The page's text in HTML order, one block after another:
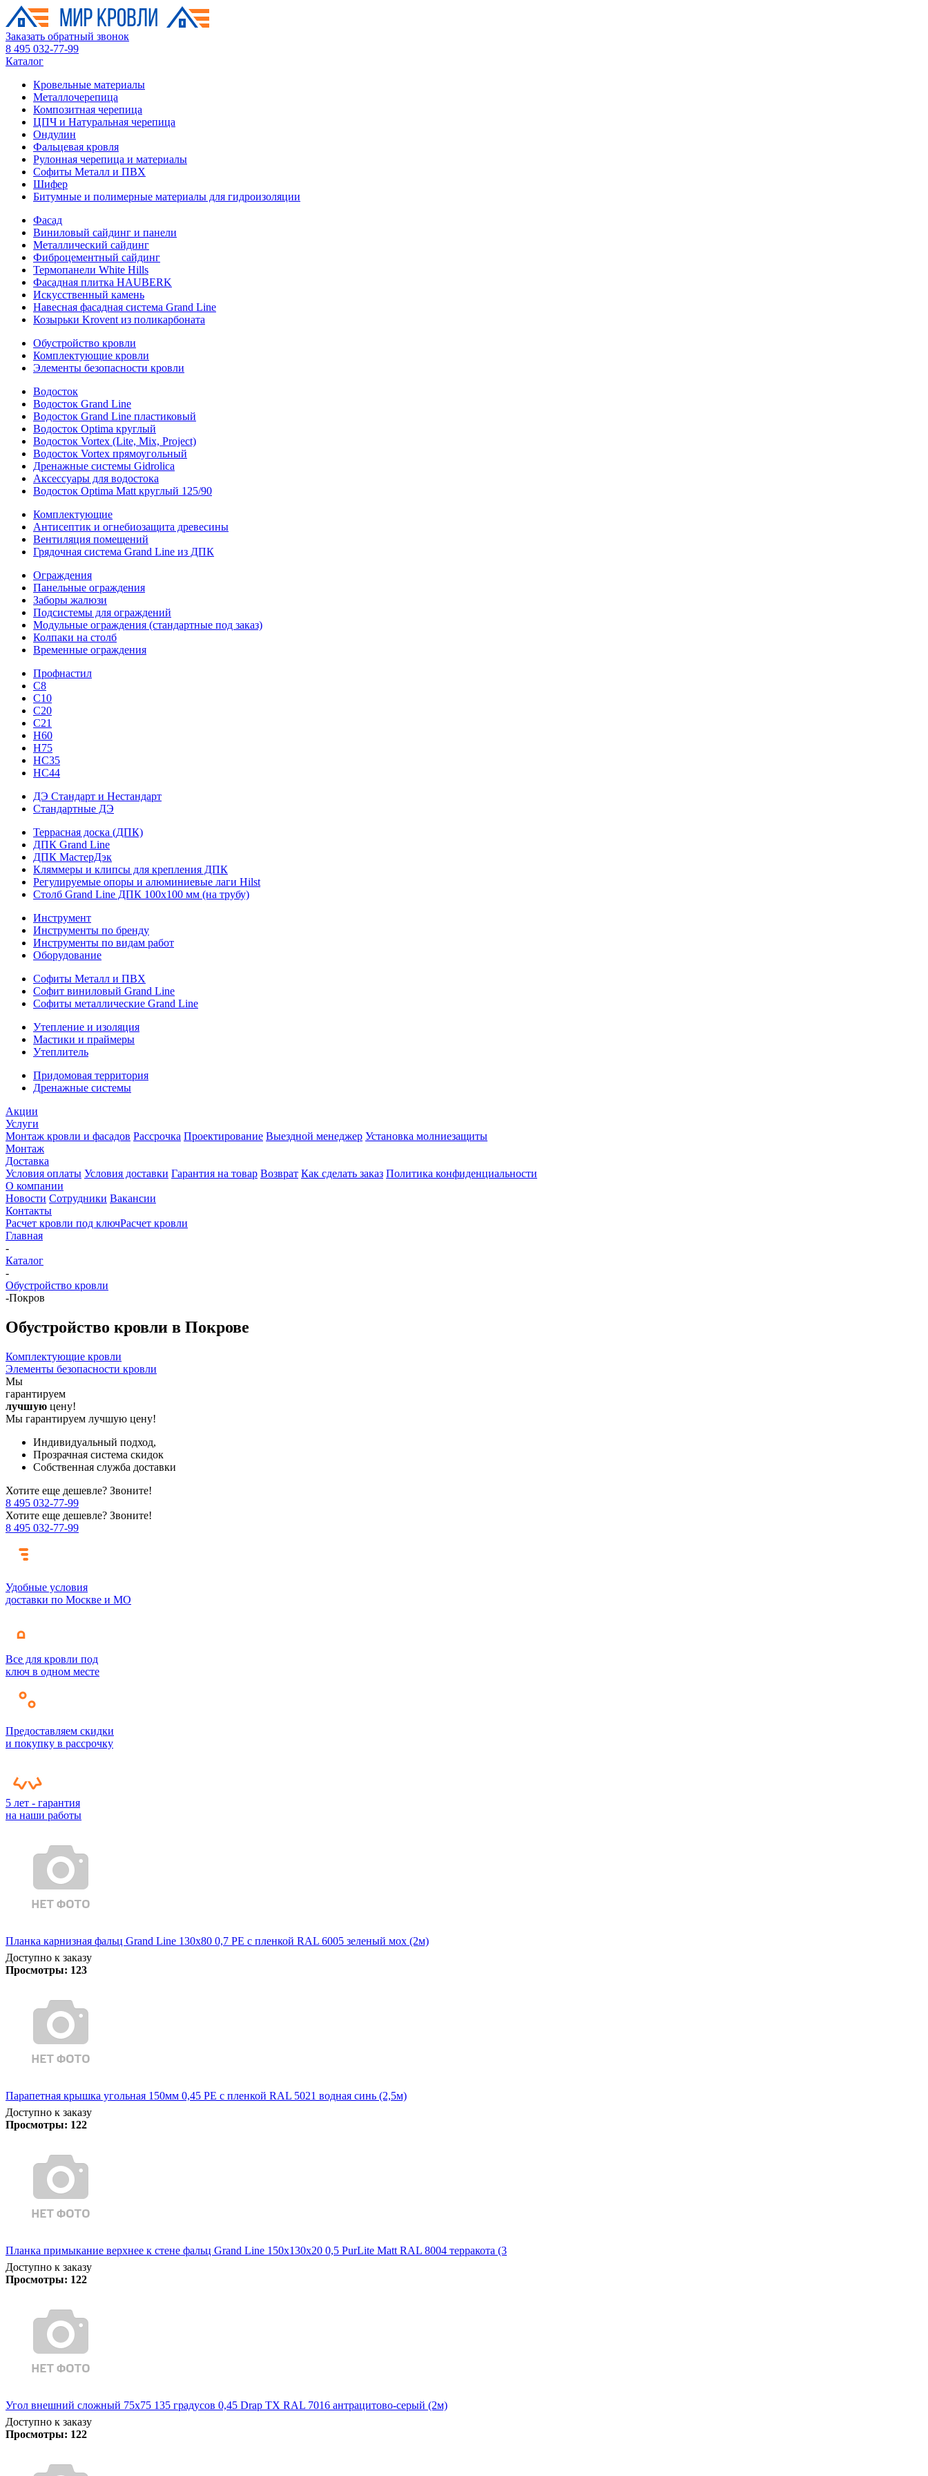
Заказать обратный звонок
8 495 032-77-99
Каталог
Кровельные материалы
Металлочерепица
Композитная черепица
ЦПЧ и Натуральная черепица
Ондулин
Фальцевая кровля
Рулонная черепица и материалы
Софиты Металл и ПВХ
Шифер
Битумные и полимерные материалы для гидроизоляции
Фасад
Виниловый сайдинг и панели
Металлический сайдинг
Фиброцементный сайдинг
Термопанели White Hills
Фасадная плитка HAUBERK
Искусственный камень
Навесная фасадная система Grand Line
Козырьки Krovent из поликарбоната
Обустройство кровли
Комплектующие кровли
Элементы безопасности кровли
Водосток
Водосток Grand Line
Водосток Grand Line пластиковый
Водосток Optima круглый
Водосток Vortex (Lite, Mix, Project)
Водосток Vortex прямоугольный
Дренажные системы Gidrolica
Аксессуары для водостока
Водосток Optima Matt круглый 125/90
Комплектующие
Антисептик и огнебиозащита древесины
Вентиляция помещений
Грядочная система Grand Line из ДПК
Ограждения
Панельные ограждения
Заборы жалюзи
Подсистемы для ограждений
Модульные ограждения (стандартные под заказ)
Колпаки на столб
Временные ограждения
Профнастил
С8
С10
С20
С21
H60
H75
HС35
НС44
ДЭ Стандарт и Нестандарт
Стандартные ДЭ
Террасная доска (ДПК)
ДПК Grand Line
ДПК МастерДэк
Кляммеры и клипсы для крепления ДПК
Регулируемые опоры и алюминиевые лаги Hilst
Столб Grand Line ДПК 100х100 мм (на трубу)
Инструмент
Инструменты по бренду
Инструменты по видам работ
Оборудование
Софиты Металл и ПВХ
Софит виниловый Grand Line
Софиты металлические Grand Line
Утепление и изоляция
Мастики и праймеры
Утеплитель
Придомовая территория
Дренажные системы
Акции
Услуги
Монтаж кровли и фасадов Рассрочка Проектирование Выездной менеджер Установка молниезащиты
Монтаж
Доставка
Условия оплаты Условия доставки Гарантия на товар Возврат Как сделать заказ Политика конфиденциальности
О компании
Новости Сотрудники Вакансии
Контакты
Расчет кровли под ключРасчет кровли
Главная
-
Каталог
-
Обустройство кровли
-Покров
Обустройство кровли в Покрове
Комплектующие кровли
Элементы безопасности кровли
Мы
гарантируем
лучшую цену!
Мы гарантируем лучшую цену!
Индивидуальный подход,
Прозрачная система скидок
Собственная служба доставки
Хотите еще дешевле? Звоните!
8 495 032-77-99
Хотите еще дешевле? Звоните!
8 495 032-77-99
Удобные условия
доставки по Москве и МО
Все для кровли под
ключ в одном месте
Предоставляем скидки
и покупку в рассрочку
5 лет - гарантия
на наши работы
Планка карнизная фальц Grand Line 130х80 0,7 PE с пленкой RAL 6005 зеленый мох (2м)
Доступно к заказу
Просмотры: 123
Парапетная крышка угольная 150мм 0,45 PE с пленкой RAL 5021 водная синь (2,5м)
Доступно к заказу
Просмотры: 122
Планка примыкание верхнее к стене фальц Grand Line 150х130х20 0,5 PurLite Matt RAL 8004 терракота (3
Доступно к заказу
Просмотры: 122
Угол внешний сложный 75х75 135 градусов 0,45 Drap TX RAL 7016 антрацитово-серый (2м)
Доступно к заказу
Просмотры: 122